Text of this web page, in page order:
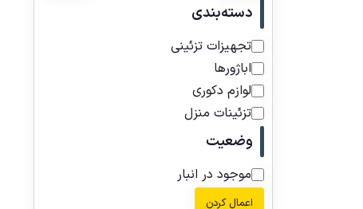
دسته‌بندی
تجهیزات تزئینی
اباژورها
لوازم دکوری
تزئینات منزل
وضعیت
موجود در انبار
اعمال کردن